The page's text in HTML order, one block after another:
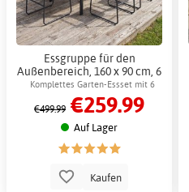
Essgruppe für den
Außenbereich, 160 x 90 cm, 6
Stühle, Stahl - Sansibar +
Möbelpflege
Komplettes Garten-Essset mit 6
Stühlen
€499.99 €259.99
Auf Lager
Kaufen